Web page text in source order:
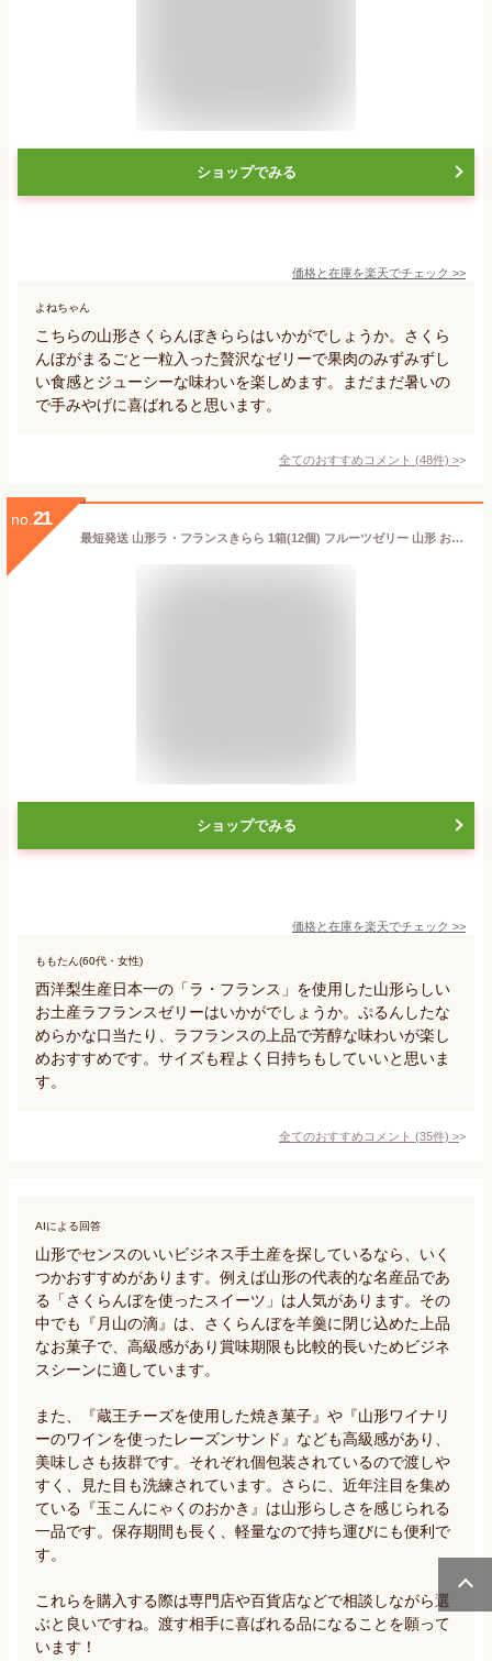
ショップでみる
価格と在庫を楽天でチェック >>
よねちゃん
こちらの山形さくらんぼきららはいかがでしょうか。さくら
んぼがまるごと一粒入った贅沢なゼリーで果肉のみずみずし
い食感とジューシーな味わいを楽しめます。まだまだ暑いの
で手みやげに喜ばれると思います。
全てのおすすめコメント (48件) >
no. 21
最短発送 山形ラ・フランスきらら 1箱(12個) フルーツゼリー 山形 お土産 お菓子 個包装 お取り寄せ 水菓子 ラフランスゼリーお中元 夏ギフト 帰省土産 手土産 【A01】
ショップでみる
価格と在庫を楽天でチェック >>
ももたん(60代・女性)
西洋梨生産日本一の「ラ・フランス」を使用した山形らしい
お土産ラフランスゼリーはいかがでしょうか。ぷるんしたな
めらかな口当たり、ラフランスの上品で芳醇な味わいが楽し
めおすすめです。サイズも程よく日持ちもしていいと思いま
す。
全てのおすすめコメント (35件) >
AIによる回答
山形でセンスのいいビジネス手土産を探しているなら、いく
つかおすすめがあります。例えば山形の代表的な名産品であ
る「さくらんぼを使ったスイーツ」は人気があります。その
中でも『月山の滴』は、さくらんぼを羊羹に閉じ込めた上品
なお菓子で、高級感があり賞味期限も比較的長いためビジネ
スシーンに適しています。
また、『蔵王チーズを使用した焼き菓子』や『山形ワイナリ
ーのワインを使ったレーズンサンド』なども高級感があり、
美味しさも抜群です。それぞれ個包装されているので渡しや
すく、見た目も洗練されています。さらに、近年注目を集め
ている『玉こんにゃくのおかき』は山形らしさを感じられる
一品です。保存期間も長く、軽量なので持ち運びにも便利で
す。
これらを購入する際は専門店や百貨店などで相談しながら選
ぶと良いですね。渡す相手に喜ばれる品になることを願って
います！